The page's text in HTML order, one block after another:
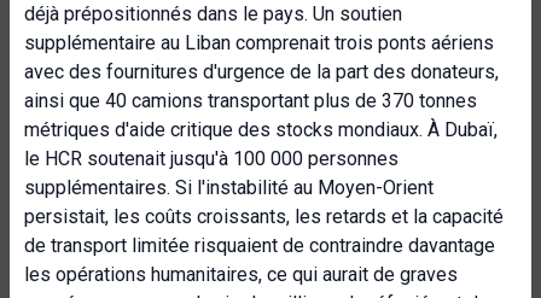
déjà prépositionnés dans le pays. Un soutien
supplémentaire au Liban comprenait trois ponts aériens
avec des fournitures d'urgence de la part des donateurs,
ainsi que 40 camions transportant plus de 370 tonnes
métriques d'aide critique des stocks mondiaux. À Dubaï,
le HCR soutenait jusqu'à 100 000 personnes
supplémentaires. Si l'instabilité au Moyen-Orient
persistait, les coûts croissants, les retards et la capacité
de transport limitée risquaient de contraindre davantage
les opérations humanitaires, ce qui aurait de graves